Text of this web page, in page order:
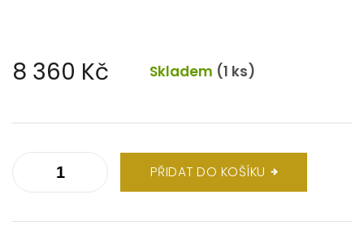
8 360 Kč Skladem (1 ks)
PŘIDAT DO KOŠÍKU